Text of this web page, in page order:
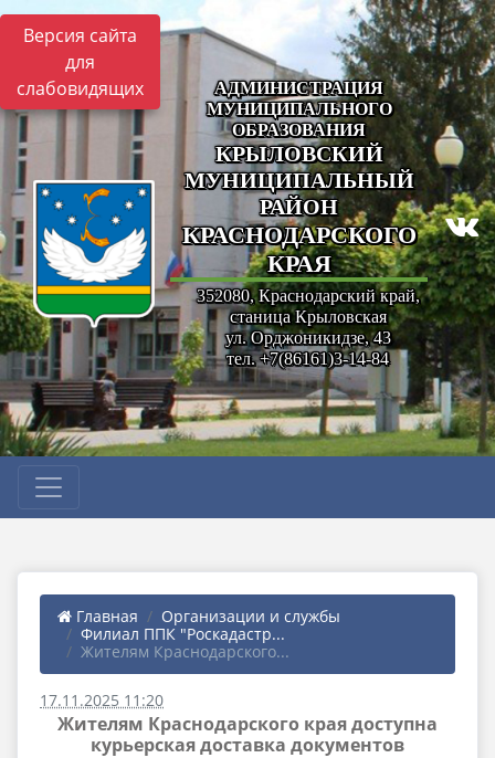
Версия сайта
для
слабовидящих
АДМИНИСТРАЦИЯ
МУНИЦИПАЛЬНОГО
ОБРАЗОВАНИЯ
КРЫЛОВСКИЙ
МУНИЦИПАЛЬНЫЙ
РАЙОН
КРАСНОДАРСКОГО
КРАЯ
352080, Краснодарский край,
станица Крыловская
ул. Орджоникидзе, 43
тел. +7(86161)3-14-84
Главная
Организации и службы
Филиал ППК "Роскадастр...
Жителям Краснодарского...
17.11.2025 11:20
Жителям Краснодарского края доступна
курьерская доставка документов